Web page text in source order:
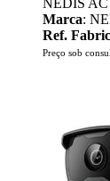
NEDIS
Marca:
Ref.
Preço sob